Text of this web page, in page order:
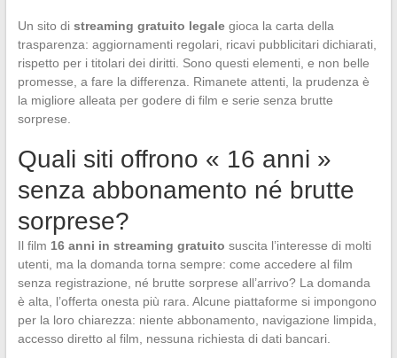
Un sito di streaming gratuito legalegioca la carta della
trasparenza: aggiornamenti regolari, ricavi pubblicitari dichiarati,
rispetto per i titolari dei diritti. Sono questi elementi, e non belle
promesse, a fare la differenza. Rimanete attenti, la prudenza è
la migliore alleata per godere di film e serie senza brutte
sorprese.
Quali siti offrono « 16 anni »
senza abbonamento né brutte
sorprese?
Il film 16 anni in streaming gratuito suscita l’interesse di molti
utenti, ma la domanda torna sempre: come accedere al film
senza registrazione, né brutte sorprese all’arrivo? La domanda
è alta, l’offerta onesta più rara. Alcune piattaforme si impongono
per la loro chiarezza: niente abbonamento, navigazione limpida,
accesso diretto al film, nessuna richiesta di dati bancari.